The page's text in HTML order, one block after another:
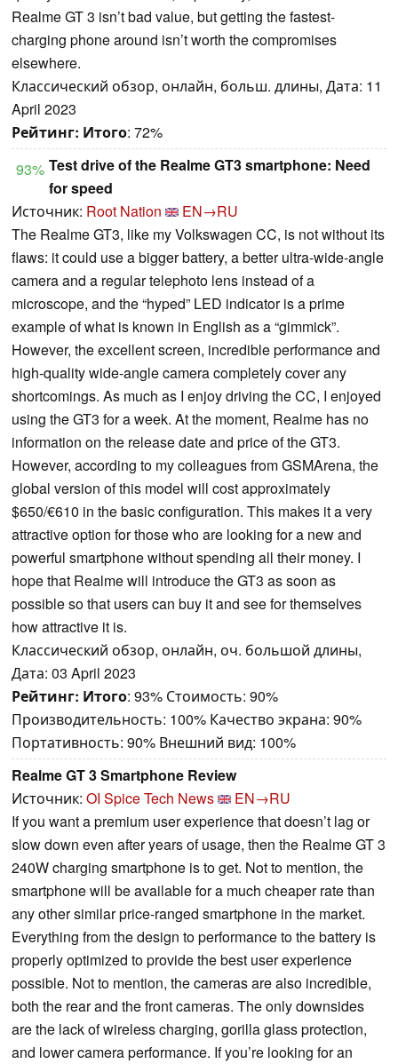
Realme GT 3 isn’t bad value, but getting the fastest-
charging phone around isn’t worth the compromises
elsewhere.
Классический обзор, онлайн, больш. длины, Дата: 11
April 2023
Рейтинг: Итого: 72%
93% Test drive of the Realme GT3 smartphone: Need
for speed
Источник: Root Nation
EN→RU
The Realme GT3, like my Volkswagen CC, is not without its
flaws: it could use a bigger battery, a better ultra-wide-angle
camera and a regular telephoto lens instead of a
microscope, and the “hyped” LED indicator is a prime
example of what is known in English as a “gimmick”.
However, the excellent screen, incredible performance and
high-quality wide-angle camera completely cover any
shortcomings. As much as I enjoy driving the CC, I enjoyed
using the GT3 for a week. At the moment, Realme has no
information on the release date and price of the GT3.
However, according to my colleagues from GSMArena, the
global version of this model will cost approximately
$650/€610 in the basic configuration. This makes it a very
attractive option for those who are looking for a new and
powerful smartphone without spending all their money. I
hope that Realme will introduce the GT3 as soon as
possible so that users can buy it and see for themselves
how attractive it is.
Классический обзор, онлайн, оч. большой длины,
Дата: 03 April 2023
Рейтинг: Итого: 93% Стоимость: 90%
Производительность: 100% Качество экрана: 90%
Портативность: 90% Внешний вид: 100%
Realme GT 3 Smartphone Review
Источник: OI Spice Tech News
EN→RU
If you want a premium user experience that doesn’t lag or
slow down even after years of usage, then the Realme GT 3
240W charging smartphone is to get. Not to mention, the
smartphone will be available for a much cheaper rate than
any other similar price-ranged smartphone in the market.
Everything from the design to performance to the battery is
properly optimized to provide the best user experience
possible. Not to mention, the cameras are also incredible,
both the rear and the front cameras. The only downsides
are the lack of wireless charging, gorilla glass protection,
and lower camera performance. If you’re looking for an